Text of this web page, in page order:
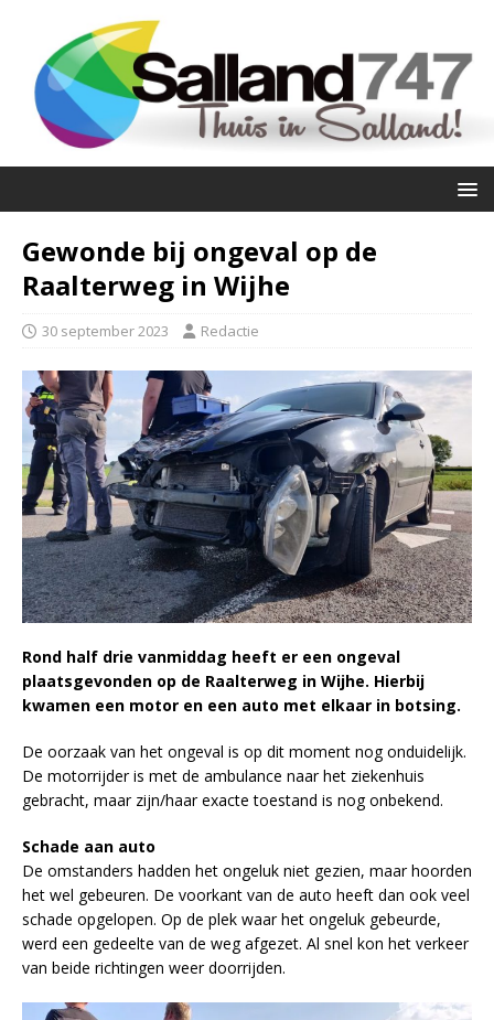
Gewonde bij ongeval op de
Raalterweg in Wijhe
30 september 2023 Redactie
Rond half drie vanmiddag heeft er een ongeval
plaatsgevonden op de Raalterweg in Wijhe. Hierbij
kwamen een motor en een auto met elkaar in botsing.
De oorzaak van het ongeval is op dit moment nog onduidelijk.
De motorrijder is met de ambulance naar het ziekenhuis
gebracht, maar zijn/haar exacte toestand is nog onbekend.
Schade aan auto
De omstanders hadden het ongeluk niet gezien, maar hoorden
het wel gebeuren. De voorkant van de auto heeft dan ook veel
schade opgelopen. Op de plek waar het ongeluk gebeurde,
werd een gedeelte van de weg afgezet. Al snel kon het verkeer
van beide richtingen weer doorrijden.